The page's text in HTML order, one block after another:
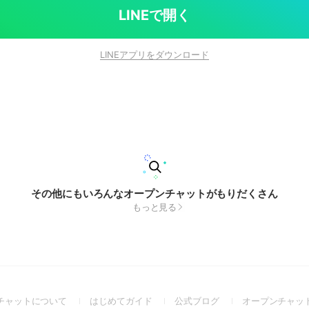
LINEで開く
LINEアプリをダウンロード
その他にもいろんなオープンチャットがもりだくさん
もっと見る
ャットについて
(Openはじめてガイド
(Open公式ブログ
(Openオープンチャッ